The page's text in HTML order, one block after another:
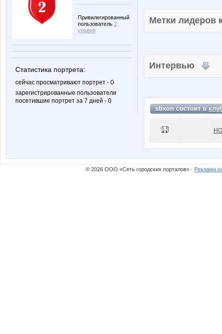
Привилегированный
пользователь 2
уровня
Статистика портрета:
сейчас просматривают портрет - 0
зарегистрированные пользователи
посетившие портрет за 7 дней - 0
Метки
Интервью
stixon состоит в
© 2026 ООО «Сеть городских порталов» · Реклама